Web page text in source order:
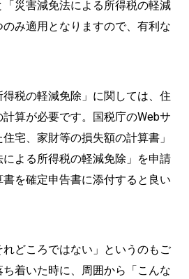
災害減免法による所得税の軽減
み適用となりますので、有利な
得税の軽減免除」に関しては、住
算が必要です。国税庁のWebサ
宅、家財等の損失額の計算書」
よる所得税の軽減免除」を申請
を確定申告書に添付すると良い
どころではない」というのもご
着いた時に、周囲から「こんな